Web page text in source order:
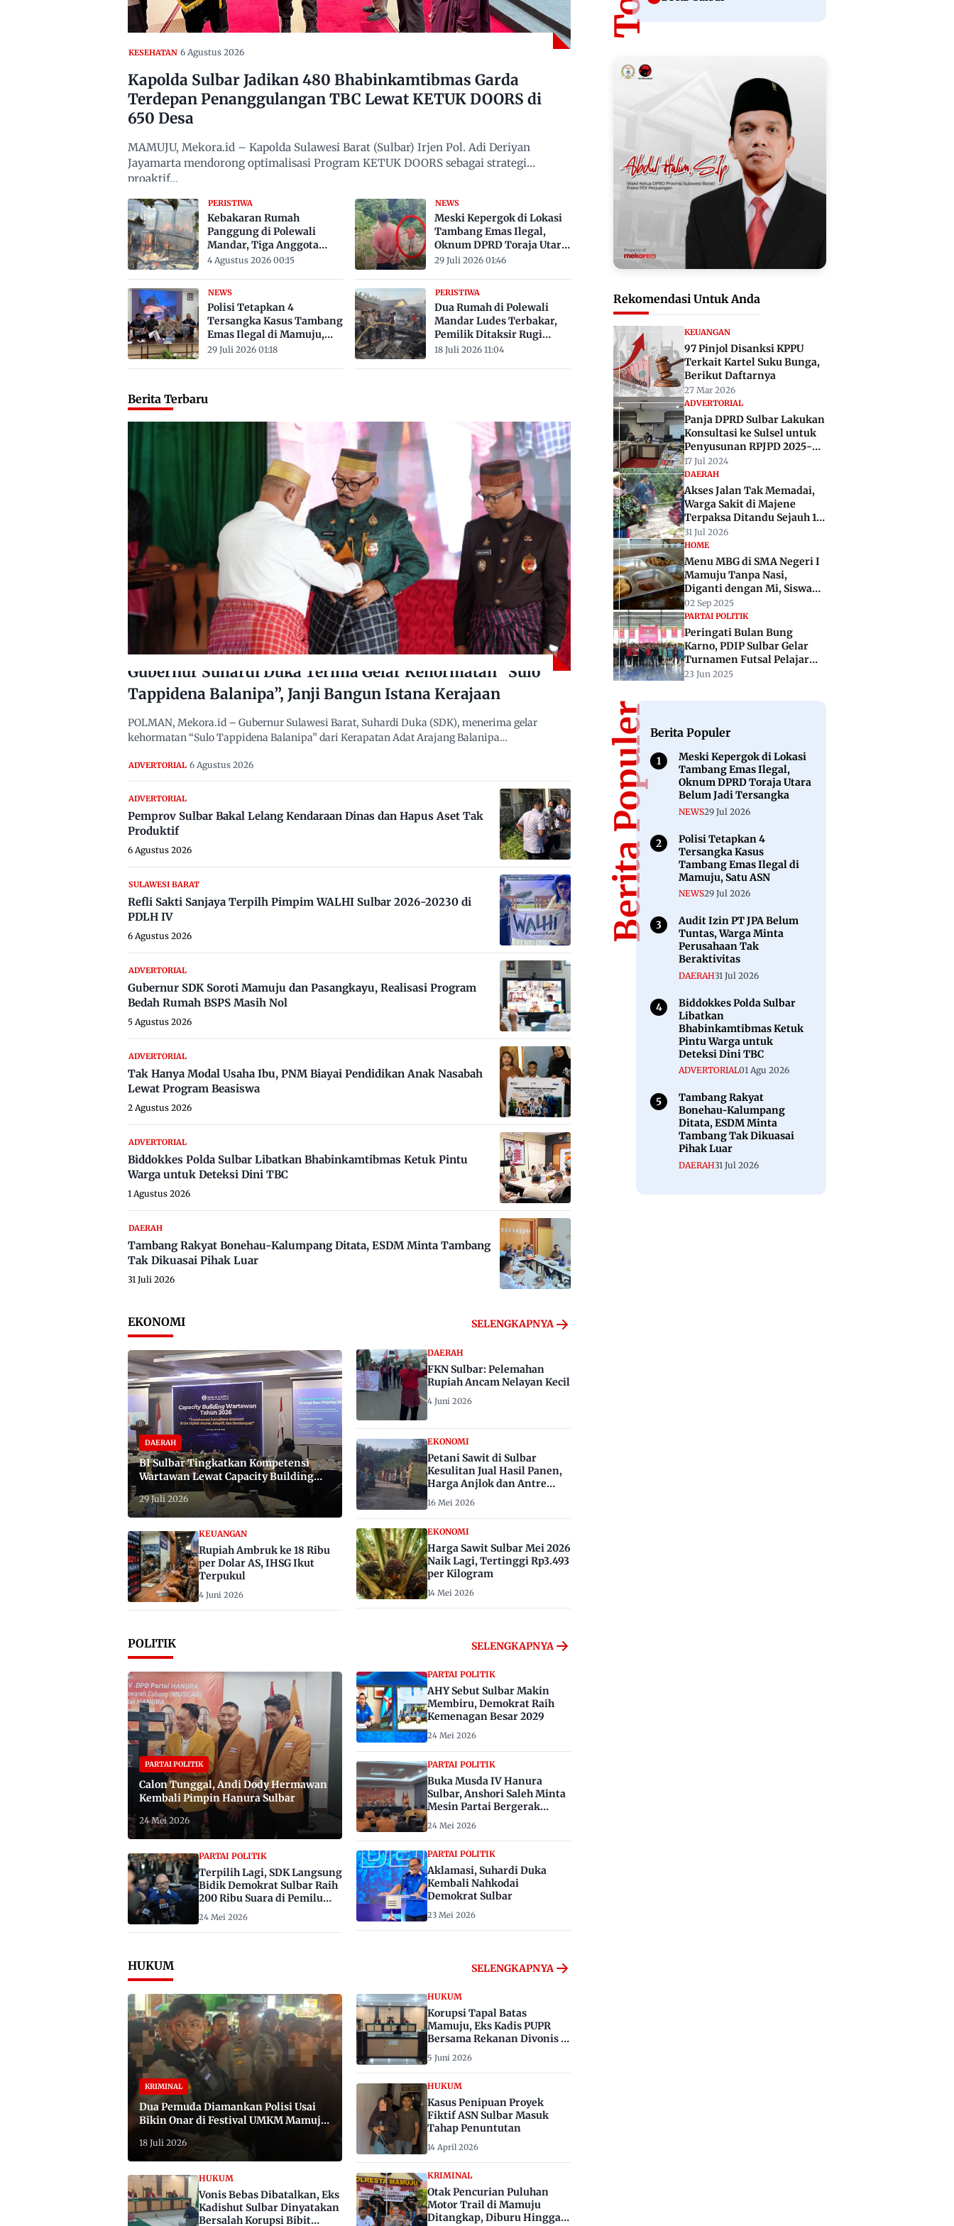
KESEHATAN 6 Agustus 2026
Kapolda Sulbar Jadikan 480 Bhabinkamtibmas Garda
Terdepan Penanggulangan TBC Lewat KETUK DOORS di
650 Desa
MAMUJU, Mekora.id – Kapolda Sulawesi Barat (Sulbar) Irjen Pol. Adi Deriyan
Jayamarta mendorong optimalisasi Program KETUK DOORS sebagai strategi
proaktif…
PERISTIWA
Kebakaran Rumah
Panggung di Polewali
Mandar, Tiga Anggota
Keluarga Tewas Terjebak
4 Agustus 2026 00:15
NEWS
Meski Kepergok di Lokasi
Tambang Emas Ilegal,
Oknum DPRD Toraja Utara
Belum Jadi Tersangka
29 Juli 2026 01:46
NEWS
Polisi Tetapkan 4
Tersangka Kasus Tambang
Emas Ilegal di Mamuju,
Satu ASN
29 Juli 2026 01:18
PERISTIWA
Dua Rumah di Polewali
Mandar Ludes Terbakar,
Pemilik Ditaksir Rugi
Rp200 Juta
18 Juli 2026 11:04
Berita Terbaru
Gubernur Suhardi Duka Terima Gelar Kehormatan “Sulo
Tappidena Balanipa”, Janji Bangun Istana Kerajaan
POLMAN, Mekora.id – Gubernur Sulawesi Barat, Suhardi Duka (SDK), menerima gelar
kehormatan “Sulo Tappidena Balanipa” dari Kerapatan Adat Arajang Balanipa…
ADVERTORIAL 6 Agustus 2026
ADVERTORIAL
Pemprov Sulbar Bakal Lelang Kendaraan Dinas dan Hapus Aset Tak
Produktif
6 Agustus 2026
SULAWESI BARAT
Refli Sakti Sanjaya Terpilh Pimpim WALHI Sulbar 2026-20230 di
PDLH IV
6 Agustus 2026
ADVERTORIAL
Gubernur SDK Soroti Mamuju dan Pasangkayu, Realisasi Program
Bedah Rumah BSPS Masih Nol
5 Agustus 2026
ADVERTORIAL
Tak Hanya Modal Usaha Ibu, PNM Biayai Pendidikan Anak Nasabah
Lewat Program Beasiswa
2 Agustus 2026
ADVERTORIAL
Biddokkes Polda Sulbar Libatkan Bhabinkamtibmas Ketuk Pintu
Warga untuk Deteksi Dini TBC
1 Agustus 2026
DAERAH
Tambang Rakyat Bonehau-Kalumpang Ditata, ESDM Minta Tambang
Tak Dikuasai Pihak Luar
31 Juli 2026
EKONOMI SELENGKAPNYA
DAERAH
BI Sulbar Tingkatkan Kompetensi
Wartawan Lewat Capacity Building
29 Juli 2026
KEUANGAN
Rupiah Ambruk ke 18 Ribu
per Dolar AS, IHSG Ikut
Terpukul
4 Juni 2026
DAERAH
FKN Sulbar: Pelemahan
Rupiah Ancam Nelayan Kecil
4 Juni 2026
EKONOMI
Petani Sawit di Sulbar
Kesulitan Jual Hasil Panen,
Harga Anjlok dan Antre
Berhari-hari
16 Mei 2026
EKONOMI
Harga Sawit Sulbar Mei 2026
Naik Lagi, Tertinggi Rp3.493
per Kilogram
14 Mei 2026
POLITIK SELENGKAPNYA
PARTAI POLITIK
Calon Tunggal, Andi Dody Hermawan
Kembali Pimpin Hanura Sulbar
24 Mei 2026
PARTAI POLITIK
Terpilih Lagi, SDK Langsung
Bidik Demokrat Sulbar Raih
200 Ribu Suara di Pemilu
2029
24 Mei 2026
PARTAI POLITIK
AHY Sebut Sulbar Makin
Membiru, Demokrat Raih
Kemenagan Besar 2029
24 Mei 2026
PARTAI POLITIK
Buka Musda IV Hanura
Sulbar, Anshori Saleh Minta
Mesin Partai Bergerak
24 Mei 2026
PARTAI POLITIK
Aklamasi, Suhardi Duka
Kembali Nahkodai
Demokrat Sulbar
23 Mei 2026
HUKUM SELENGKAPNYA
KRIMINAL
Dua Pemuda Diamankan Polisi Usai
Bikin Onar di Festival UMKM Mamuju,
Satu Bawa Badik
18 Juli 2026
HUKUM
Vonis Bebas Dibatalkan, Eks
Kadishut Sulbar Dinyatakan
Bersalah Korupsi Bibit
HUKUM
Korupsi Tapal Batas
Mamuju, Eks Kadis PUPR
Bersama Rekanan Divonis 6
dan 8 Tahun Penjara
5 Juni 2026
HUKUM
Kasus Penipuan Proyek
Fiktif ASN Sulbar Masuk
Tahap Penuntutan
14 April 2026
KRIMINAL
Otak Pencurian Puluhan
Motor Trail di Mamuju
Ditangkap, Diburu Hingga
Rekomendasi Untuk Anda
KEUANGAN
97 Pinjol Disanksi KPPU
Terkait Kartel Suku Bunga,
Berikut Daftarnya
27 Mar 2026
ADVERTORIAL
Panja DPRD Sulbar Lakukan
Konsultasi ke Sulsel untuk
Penyusunan RPJPD 2025-
2045
17 Jul 2024
DAERAH
Akses Jalan Tak Memadai,
Warga Sakit di Majene
Terpaksa Ditandu Sejauh 10
Kilometer
31 Jul 2026
HOME
Menu MBG di SMA Negeri I
Mamuju Tanpa Nasi,
Diganti dengan Mi, Siswa
Kecewa
02 Sep 2025
PARTAI POLITIK
Peringati Bulan Bung
Karno, PDIP Sulbar Gelar
Turnamen Futsal Pelajar
“Soekarno Cup”
23 Jun 2025
Berita PopulerBerita Populer
Meski Kepergok di Lokasi
Tambang Emas Ilegal,
Oknum DPRD Toraja Utara
Belum Jadi Tersangka
NEWS29 Jul 2026
Polisi Tetapkan 4
Tersangka Kasus
Tambang Emas Ilegal di
Mamuju, Satu ASN
NEWS29 Jul 2026
Audit Izin PT JPA Belum
Tuntas, Warga Minta
Perusahaan Tak
Beraktivitas
DAERAH31 Jul 2026
Biddokkes Polda Sulbar
Libatkan
Bhabinkamtibmas Ketuk
Pintu Warga untuk
Deteksi Dini TBC
ADVERTORIAL01 Agu 2026
Tambang Rakyat
Bonehau-Kalumpang
Ditata, ESDM Minta
Tambang Tak Dikuasai
Pihak Luar
DAERAH31 Jul 2026